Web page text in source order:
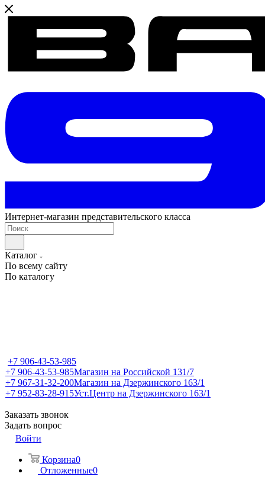
Интернет-магазин представительского класса
Каталог
По всему сайту
По каталогу
+7 906-43-53-985
+7 906-43-53-985Магазин на Российской 131/7
+7 967-31-32-200Магазин на Дзержинского 163/1
+7 952-83-28-915Уст.Центр на Дзержинского 163/1
Заказать звонок
Задать вопрос
Войти
Корзина0
Отложенные0